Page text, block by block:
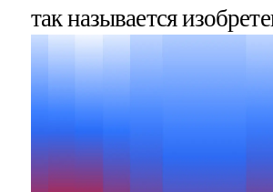
так называется